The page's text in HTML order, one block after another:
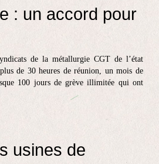
: un accord pour
de la métallurgie CGT de l’état
de 30 heures de réunion, un mois de
100 jours de grève illimitée qui ont
usines de